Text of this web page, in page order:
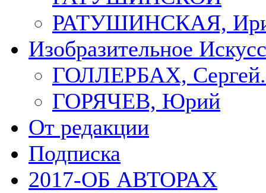
РАТУШИНСКАЯ,
Изобразительное
ГОЛЛЕРБАХ, Сергей.
ГОРЯЧЕВ, Юрий
От редакции
Подписка
2017-ОБ АВТОРАХ